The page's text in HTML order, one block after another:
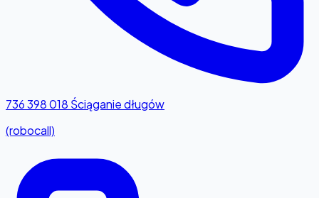
736 398 018 Ściąganie długów
(robocall)